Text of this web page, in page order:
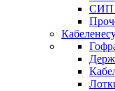
СИП